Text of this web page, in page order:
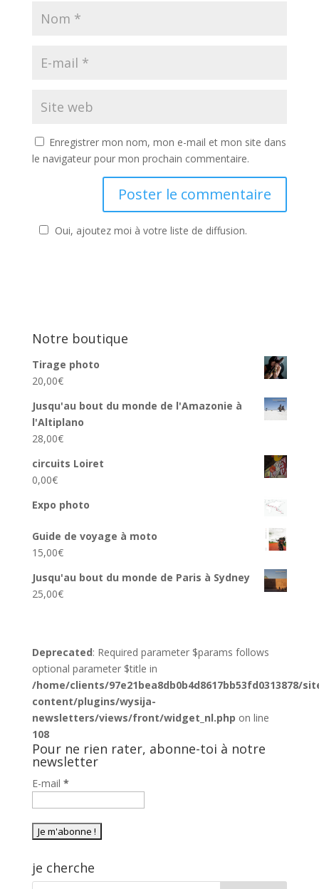
Enregistrer mon nom, mon e-mail et mon site dans
le navigateur pour mon prochain commentaire.
Oui, ajoutez moi à votre liste de diffusion.
Notre boutique
Tirage photo
20,00€
Jusqu'au bout du monde de l'Amazonie à
l'Altiplano
28,00€
circuits Loiret
0,00€
Expo photo
Guide de voyage à moto
15,00€
Jusqu'au bout du monde de Paris à Sydney
25,00€
Deprecated: Required parameter $params follows
optional parameter $title in
/home/clients/97e21bea8db0b4d8617bb53fd0313878/
content/plugins/wysija-
newsletters/views/front/widget_nl.php on line
108
Pour ne rien rater, abonne-toi à notre
newsletter
E-mail *
je cherche